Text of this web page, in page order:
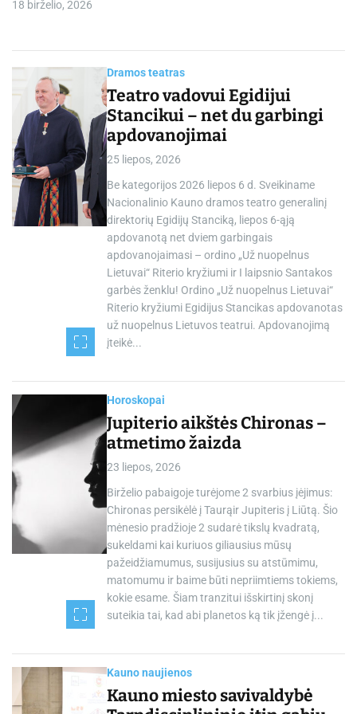
18 birželio, 2026
Dramos teatras
Teatro vadovui Egidijui
Stancikui – net du garbingi
apdovanojimai
25 liepos, 2026
Be kategorijos 2026 liepos 6 d. Sveikiname
Nacionalinio Kauno dramos teatro generalinį
direktorių Egidijų Stanciką, liepos 6-ąją
apdovanotą net dviem garbingais
apdovanojaimasi – ordino „Už nuopelnus
Lietuvai“ Riterio kryžiumi ir I laipsnio Santakos
garbės ženklu! Ordino „Už nuopelnus Lietuvai“
Riterio kryžiumi Egidijus Stancikas apdovanotas
už nuopelnus Lietuvos teatrui. Apdovanojimą
įteikė...
Horoskopai
Jupiterio aikštės Chironas –
atmetimo žaizda
23 liepos, 2026
Birželio pabaigoje turėjome 2 svarbius įėjimus:
Chironas persikėlė į Taurąir Jupiteris į Liūtą. Šio
mėnesio pradžioje 2 sudarė tikslų kvadratą,
sukeldami kai kuriuos giliausius mūsų
pažeidžiamumus, susijusius su atstūmimu,
matomumu ir baime būti nepriimtiems tokiems,
kokie esame. Šiam tranzitui išskirtinį skonį
suteikia tai, kad abi planetos ką tik įžengė į...
Kauno naujienos
Kauno miesto savivaldybė